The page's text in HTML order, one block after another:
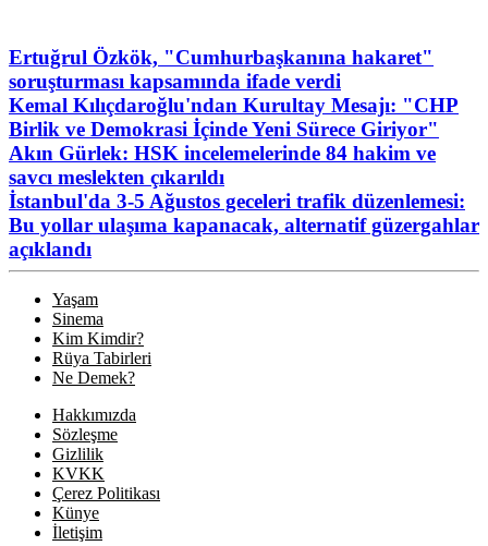
Ertuğrul Özkök, "Cumhurbaşkanına hakaret"
soruşturması kapsamında ifade verdi
Kemal Kılıçdaroğlu'ndan Kurultay Mesajı: "CHP
Birlik ve Demokrasi İçinde Yeni Sürece Giriyor"
Akın Gürlek: HSK incelemelerinde 84 hakim ve
savcı meslekten çıkarıldı
İstanbul'da 3-5 Ağustos geceleri trafik düzenlemesi:
Bu yollar ulaşıma kapanacak, alternatif güzergahlar
açıklandı
Yaşam
Sinema
Kim Kimdir?
Rüya Tabirleri
Ne Demek?
Hakkımızda
Sözleşme
Gizlilik
KVKK
Çerez Politikası
Künye
İletişim